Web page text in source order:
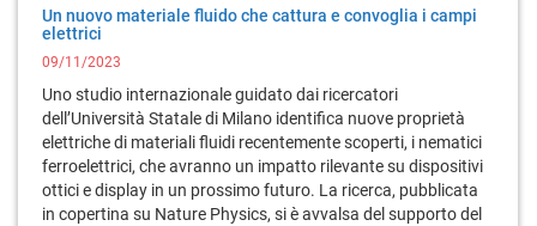
Un nuovo materiale fluido che cattura e convoglia i campi
elettrici
09/11/2023
Uno studio internazionale guidato dai ricercatori
dell’Università Statale di Milano identifica nuove proprietà
elettriche di materiali fluidi recentemente scoperti, i nematici
ferroelettrici, che avranno un impatto rilevante su dispositivi
ottici e display in un prossimo futuro. La ricerca, pubblicata
in copertina su Nature Physics, si è avvalsa del supporto del